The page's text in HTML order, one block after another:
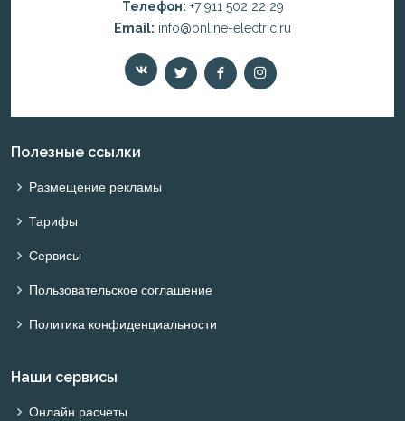
Телефон: +7 911 502 22 29
Email: info@online-electric.ru
Полезные ссылки
Размещение рекламы
Тарифы
Сервисы
Пользовательское соглашение
Политика конфиденциальности
Наши сервисы
Онлайн расчеты